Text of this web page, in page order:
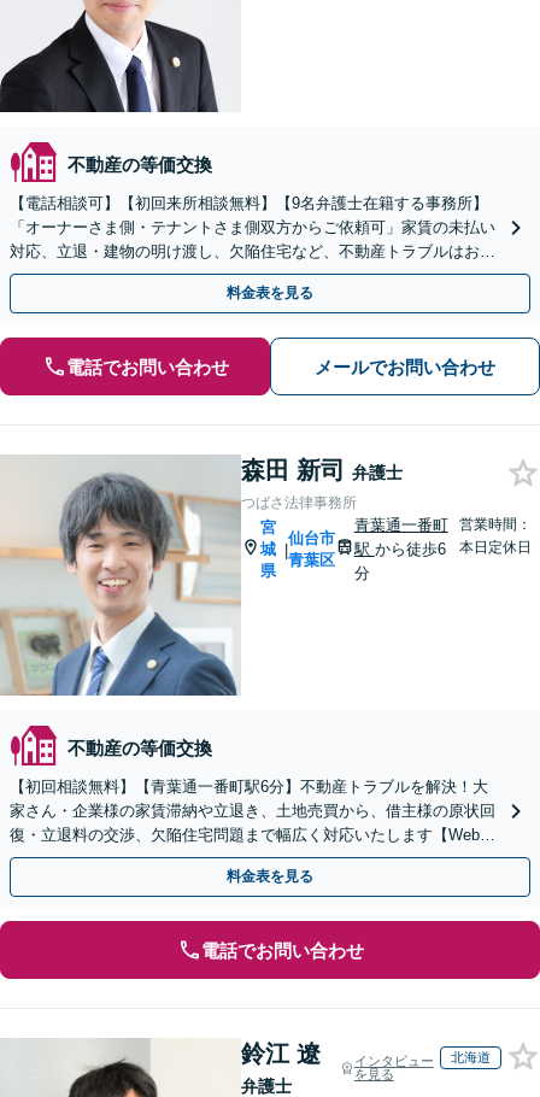
不動産の等価交換
【電話相談可】【初回来所相談無料】【9名弁護士在籍する事務所】
「オーナーさま側・テナントさま側双方からご依頼可」家賃の未払い
対応、立退・建物の明け渡し、欠陥住宅など、不動産トラブルはお任
せください「早期相談で損失を最小限に抑える」
料金表を見る
電話でお問い合わせ メールでお問い合わせ
森田 新司 弁護士
つばさ法律事務所
宮
城
県
|
仙台市
青葉区
青葉通一番町
駅 から徒歩6
分
営業時間：
本日定休日
不動産の等価交換
【初回相談無料】【青葉通一番町駅6分】不動産トラブルを解決！大
家さん・企業様の家賃滞納や立退き、土地売買から、借主様の原状回
復・立退料の交渉、欠陥住宅問題まで幅広く対応いたします【Web面
談可能】
料金表を見る
電話でお問い合わせ
鈴江 遼
弁護士
インタビュー
を見る
北海道